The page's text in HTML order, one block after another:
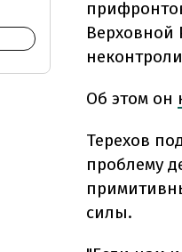
Верховной
Об этом он
Терехов
проблему
силы.